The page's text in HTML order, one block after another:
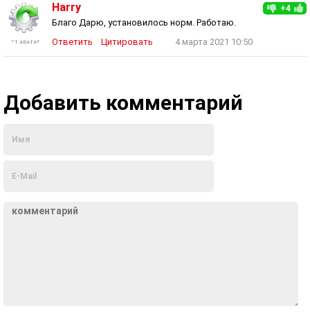
+4
Harry
Благо Дарю, установилось норм. Работаю.
Ответить
Цитировать 4 марта 2021 10:50
Добавить комментарий